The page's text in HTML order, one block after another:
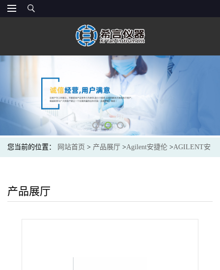
您当前的位置： 网站首页 > 产品展厅 >Agilent安捷伦 >AGILENT安
产品展厅